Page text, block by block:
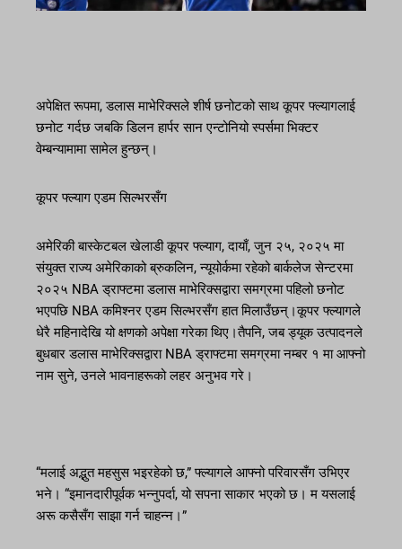
अपेक्षित रूपमा, डलास माभेरिक्सले शीर्ष छनोटको साथ कूपर फ्ल्यागलाई
छनोट गर्दछ जबकि डिलन हार्पर सान एन्टोनियो स्पर्समा भिक्टर
वेम्बन्यामामा सामेल हुन्छन्।
कूपर फ्ल्याग एडम सिल्भरसँग
अमेरिकी बास्केटबल खेलाडी कूपर फ्ल्याग, दायाँ, जुन २५, २०२५ मा
संयुक्त राज्य अमेरिकाको ब्रुकलिन, न्यूयोर्कमा रहेको बार्कलेज सेन्टरमा
२०२५ NBA ड्राफ्टमा डलास माभेरिक्सद्वारा समग्रमा पहिलो छनोट
भएपछि NBA कमिश्नर एडम सिल्भरसँग हात मिलाउँछन्।कूपर फ्ल्यागले
धेरै महिनादेखि यो क्षणको अपेक्षा गरेका थिए।तैपनि, जब ड्यूक उत्पादनले
बुधबार डलास माभेरिक्सद्वारा NBA ड्राफ्टमा समग्रमा नम्बर १ मा आफ्नो
नाम सुने, उनले भावनाहरूको लहर अनुभव गरे।
“मलाई अद्भुत महसुस भइरहेको छ,” फ्ल्यागले आफ्नो परिवारसँग उभिएर
भने। “इमानदारीपूर्वक भन्नुपर्दा, यो सपना साकार भएको छ। म यसलाई
अरू कसैसँग साझा गर्न चाहन्न।”